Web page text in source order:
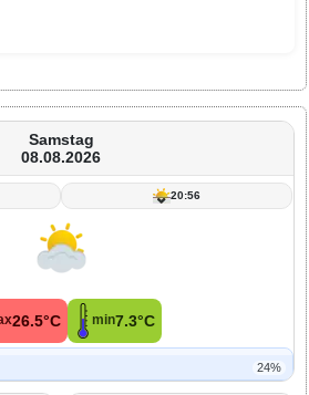
Samstag
08.08.2026
20:56
26.5°C min7.3°C
24%